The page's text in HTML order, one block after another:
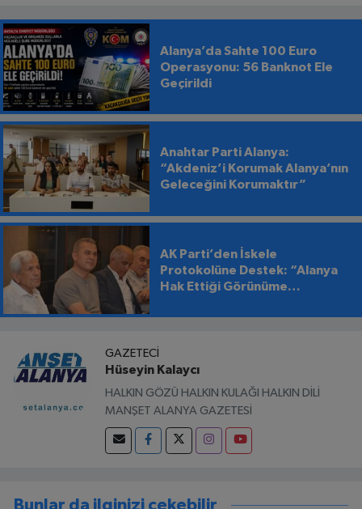
Alanya’da Sahte 100 Euro
Operasyonu: 56 Banknot Ele
Geçirildi
Anahtar Parti Alanya:
“Akdeniz’i Korumak Alanya’nın
Geleceğini Korumaktır”
AK Parti’den İskele
Protokolüne Destek: “Alanya
Hak Ettiği Görünüme
GAZETECI
Hüseyin Kalaycı
HALKIN GÖZÜ HALKIN KULAĞI HALKIN DİLİ
MANŞET ALANYA GAZETESİ
Bunlar da ilginizi çekebilir